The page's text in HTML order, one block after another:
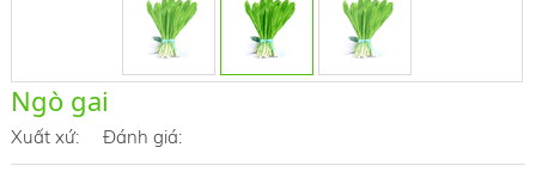
Ngò gai
Xuất xứ: Đánh giá: